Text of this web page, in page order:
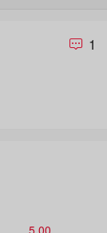
1
5.00